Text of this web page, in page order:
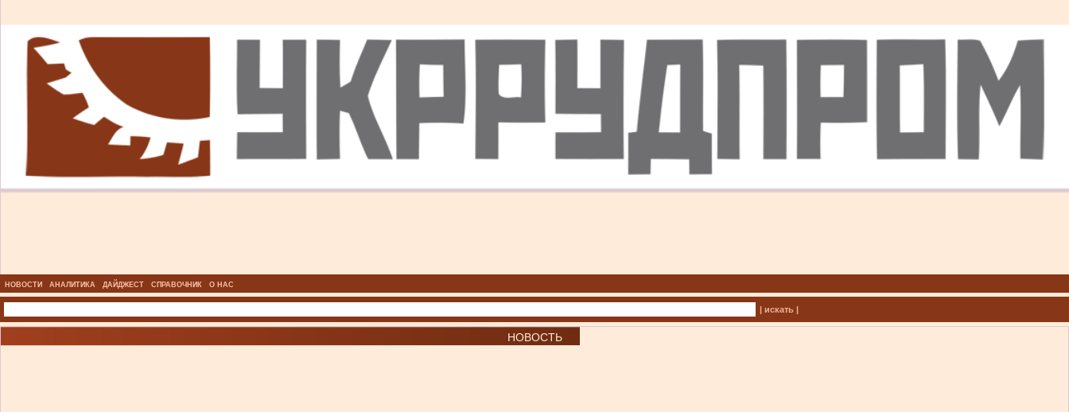
НОВОСТИ АНАЛИТИКА ДАЙДЖЕСТ СПРАВОЧНИК О НАС
| искать |
НОВОСТЬ